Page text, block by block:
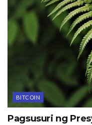
BITCOIN
Pagsusuri ng